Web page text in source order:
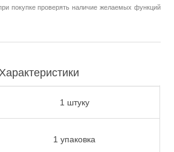
покупке проверять наличие желаемых функций
1 штуку
1 упаковка